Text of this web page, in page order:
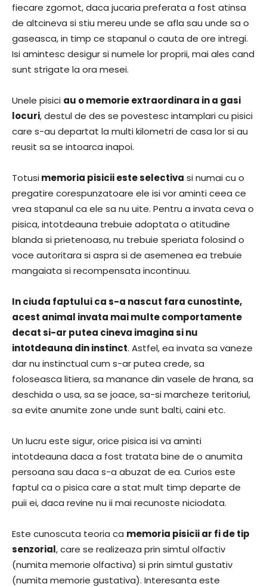
fiecare zgomot, daca jucaria preferata a fost atinsa
de altcineva si stiu mereu unde se afla sau unde sa o
gaseasca, in timp ce stapanul o cauta de ore intregi.
Isi amintesc desigur si numele lor proprii, mai ales cand
sunt strigate la ora mesei.
Unele pisici au o memorie extraordinara in a gasi
locuri, destul de des se povestesc intamplari cu pisici
care s-au departat la multi kilometri de casa lor si au
reusit sa se intoarca inapoi.
Totusimemoria pisicii este selectiva si numai cu o
pregatire corespunzatoare ele isi vor aminti ceea ce
vrea stapanul ca ele sa nu uite. Pentru a invata ceva o
pisica, intotdeauna trebuie adoptata o atitudine
blanda si prietenoasa, nu trebuie speriata folosind o
voce autoritara si aspra si de asemenea ea trebuie
mangaiata si recompensata incontinuu.
In ciuda faptului ca s-a nascut fara cunostinte,
acest animal invata mai multe comportamente
decat si-ar putea cineva imagina si nu
intotdeauna din instinct. Astfel, ea invata sa vaneze
dar nu instinctual cum s-ar putea crede, sa
foloseasca litiera, sa manance din vasele de hrana, sa
deschida o usa, sa se joace, sa-si marcheze teritoriul,
sa evite anumite zone unde sunt balti, caini etc.
Un lucru este sigur, orice pisica isi va aminti
intotdeauna daca a fost tratata bine de o anumita
persoana sau daca s-a abuzat de ea. Curios este
faptul ca o pisica care a stat mult timp departe de
puii ei, daca revine nu ii mai recunoste niciodata.
Este cunoscuta teoria ca memoria pisicii ar fi de tip
senzorial, care se realizeaza prin simtul olfactiv
(numita memorie olfactiva) si prin simtul gustativ
(numita memorie gustativa). Interesanta este